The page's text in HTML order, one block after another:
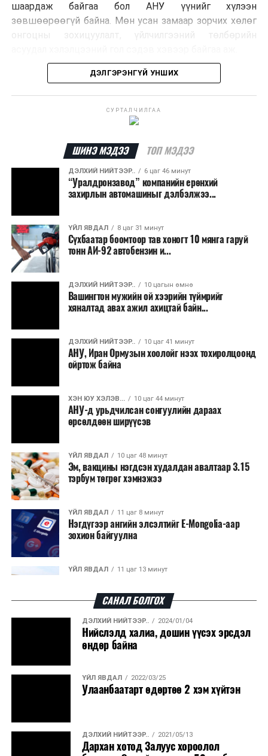
шаардаж байгаа бол АНУ үүнийг хүлээн
зөвшөөрөөгүй байна. Мөн усан замаар зорчих хөлөг
онгоцны зохицуулалт, үйлчилгээний төлбөрийн
Хэлэлцээрийн төсөлд Персийн булан руу нэвтрэх
тусгагдсан талаар мэдээлжээ. Харин үйлчилгээний
сууринд хүрээгүй байна.
Ормузын хоолой дахин нээгдсэнээр дэлхийн газрын
тосны нийлүүлэлт хэвийн болж, эрчим хүчний зах
зээлд үүсээд буй дарамт буурах боломжтой гэж
шинжээчид үзэж байна. Гэвч бүс нутгийн аюулгүй
байдлын нөхцөл байдал тогтворжоогүй бөгөөд
хэлэлцээр эцэслэн батлагдах хүртэл тодорхойгүй
байдал үргэлжилсээр байгаа юм.
ДЭЛГЭРЭНГҮЙ УНШИХ
СУРТАЛЧИЛГАА
ШИНЭ МЭДЭЭ ТОП МЭДЭЭ
ДЭЛХИЙ НИЙТЭЭР.. 6 цаг 46 минут
“Уралдронзавод” компанийн ерөнхий
захирлын автомашиныг дэлбэлжээ...
ҮЙЛ ЯВДАЛ 8 цаг 31 минут
Сүхбаатар боомтоор тав хоногт 10 мянга гаруй
тонн АИ-92 автобензин и...
ДЭЛХИЙ НИЙТЭЭР.. 10 цагын өмнө
Вашингтон мужийн ой хээрийн түймрийг
хяналтад авах ажил ахицтай байн...
ДЭЛХИЙ НИЙТЭЭР.. 10 цаг 41 минут
АНУ, Иран Ормузын хоолойг нээх тохиролцоонд
ойртож байна
ХЭН ЮУ ХЭЛЭВ... 10 цаг 44 минут
АНУ-д урьдчилсан сонгуулийн дараах
өрсөлдөөн ширүүсэв
ҮЙЛ ЯВДАЛ 10 цаг 48 минут
Эм, вакцины нэгдсэн худалдан авалтаар 3.15
тэрбум төгрөг хэмнэжээ
ҮЙЛ ЯВДАЛ 11 цаг 8 минут
Нэгдүгээр ангийн элсэлтийг E-Mongolia-аар
зохион байгуулна
ҮЙЛ ЯВДАЛ 11 цаг 13 минут
талаас илүү хувь нь 13-аас...
ҮЙЛ ЯВДАЛ
Засгийн газар энэ оныг дуустал санхүүгийн
хэмнэлтийн горимд шилжинэ
ХЭН ЮУ ХЭЛЭВ...
Шатахууны импортын гаалийн албан татварыг
ҮЙЛ ЯВДАЛ 11 цаг 56 минут
Нөөцийн махны хяналтын тогтолцоог
САНАЛ БОЛГОХ
ДЭЛХИЙ НИЙТЭЭР.. 2024/01/04
Нийслэлд халиа, дошин үүсэх эрсдэл
өндөр байна
ҮЙЛ ЯВДАЛ 2022/03/25
Улаанбаатарт өдөртөө 2 хэм хүйтэн
ДЭЛХИЙ НИЙТЭЭР.. 2021/05/13
Дархан хотод Залуус хороолол